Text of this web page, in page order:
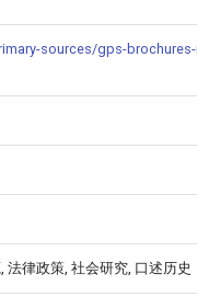
sources/gps-
法律政策, 社会研究, 口述历史